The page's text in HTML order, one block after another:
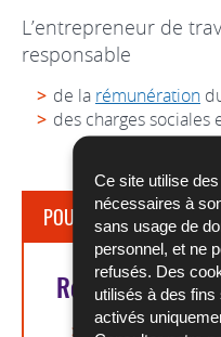
Ce site utilise
nécessaires à
sans usage de
personnel, et ne
refusés. Des
utilisés à des
activés
L’entrepreneur de
responsable
de la rémunération
des charges sociales
POUR EN SAVOIR PLUS
Références
Article L. 131-12